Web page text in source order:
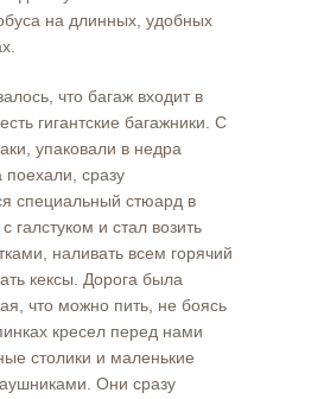
на длинных, удобных
что багаж входит в
гигантские багажники. С
упаковали в недра
поехали, сразу
специальный стюард в
галстуком и стал возить
наливать всем горячий
кексы. Дорога была
что можно пить, не боясь
кресел перед нами
столики и маленькие
Они сразу